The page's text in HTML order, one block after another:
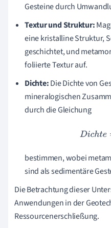
Gesteine durch
Textur und Struktur:
eine kristalline Struktur,
geschichtet, und
foliierte Textur auf.
Dichte:Die Dichte von
mineralogischen
durch die Gleichung
Dichte=
bestimmen, wobei
sind als sedimentäre
Die Betrachtung dieser
Anwendungen in der
Ressourcenerschließung.